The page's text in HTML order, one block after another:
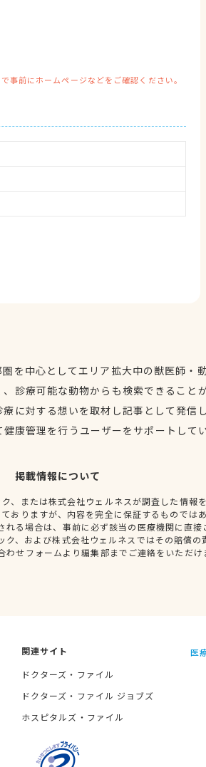
前にホームページなどをご確認ください。
を中心としてエリア拡大中の獣医師・
診療可能な動物からも検索できることが
に対する想いを取材し記事として発信し
康管理を行うユーザーをサポートしてい
掲載情報について
、または株式会社ウェルネスが調査した情報を
おりますが、内容を完全に保証するものではあ
る場合は、事前に必ず該当の医療機関に直接
、および株式会社ウェルネスではその賠償の
せフォームより編集部までご連絡をいただけ
関連サイト
ドクターズ・ファイル
ドクターズ・ファイル ジョブズ
ホスピタルズ・ファイル
医